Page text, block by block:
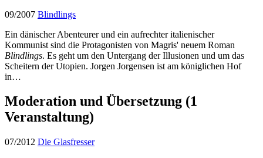
09/2007 Blindlings
Ein dänischer Abenteurer und ein aufrechter italienischer
Kommunist sind die Protagonisten von Magris' neuem Roman
Blindlings. Es geht um den Untergang der Illusionen und um das
Scheitern der Utopien. Jorgen Jorgensen ist am königlichen Hof
in…
Moderation und Übersetzung (1
Veranstaltung)
07/2012 Die Glasfresser